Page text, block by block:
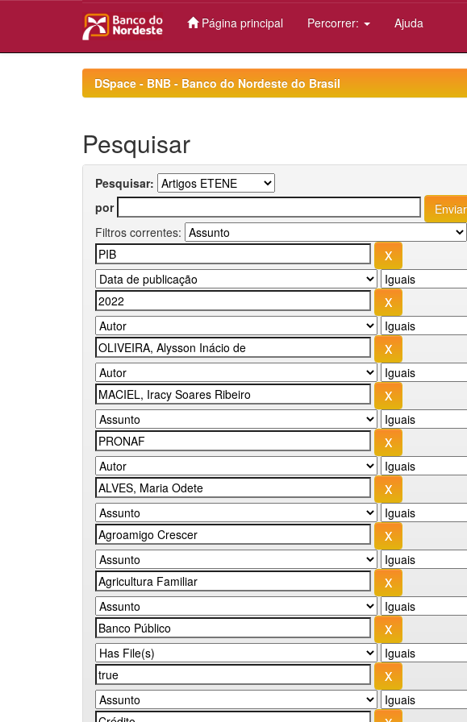
Página principal Percorrer: Ajuda
DSpace - BNB - Banco do Nordeste do Brasil
Pesquisar
Pesquisar:
por
Filtros correntes: